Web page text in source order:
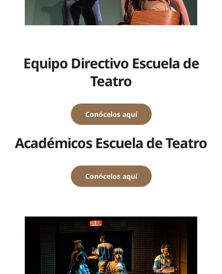
Equipo Directivo Escuela de
Teatro
Conócelos aquí
Académicos Escuela de Teatro
Conócelos aquí